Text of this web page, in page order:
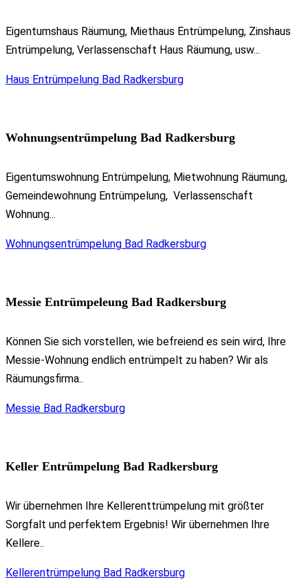
Eigentumshaus Räumung, Miethaus Entrümpelung, Zinshaus
Entrümpelung, Verlassenschaft Haus Räumung, usw...
Haus Entrümpelung Bad Radkersburg
Wohnungsentrümpelung Bad Radkersburg
Eigentumswohnung Entrümpelung, Mietwohnung Räumung,
Gemeindewohnung Entrümpelung, Verlassenschaft
Wohnung...
Wohnungsentrümpelung Bad Radkersburg
Messie Entrümpeleung Bad Radkersburg
Können Sie sich vorstellen, wie befreiend es sein wird, Ihre
Messie-Wohnung endlich entrümpelt zu haben? Wir als
Räumungsfirma..
Messie Bad Radkersburg
Keller Entrümpelung Bad Radkersburg
Wir übernehmen Ihre Kellerenttrümpelung mit größter
Sorgfalt und perfektem Ergebnis! Wir übernehmen Ihre
Kellere..
Kellerentrümpelung Bad Radkersburg